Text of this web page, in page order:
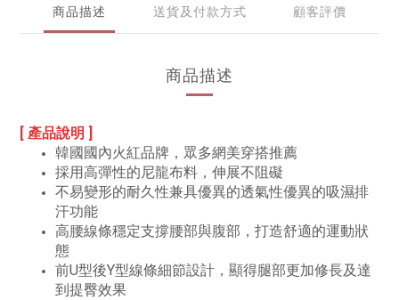
商品描述 送貨及付款方式 顧客評價
商品描述
[ 產品說明 ]
韓國國內火紅品牌，眾多網美穿搭推薦
採用高彈性的尼龍布料，伸展不阻礙
不易變形的耐久性兼具優異的透氣性優異的吸濕排
汗功能
高腰線條穩定支撐腰部與腹部，打造舒適的運動狀
態
前U型後Y型線條細節設計，顯得腿部更加修長及達
到提臀效果